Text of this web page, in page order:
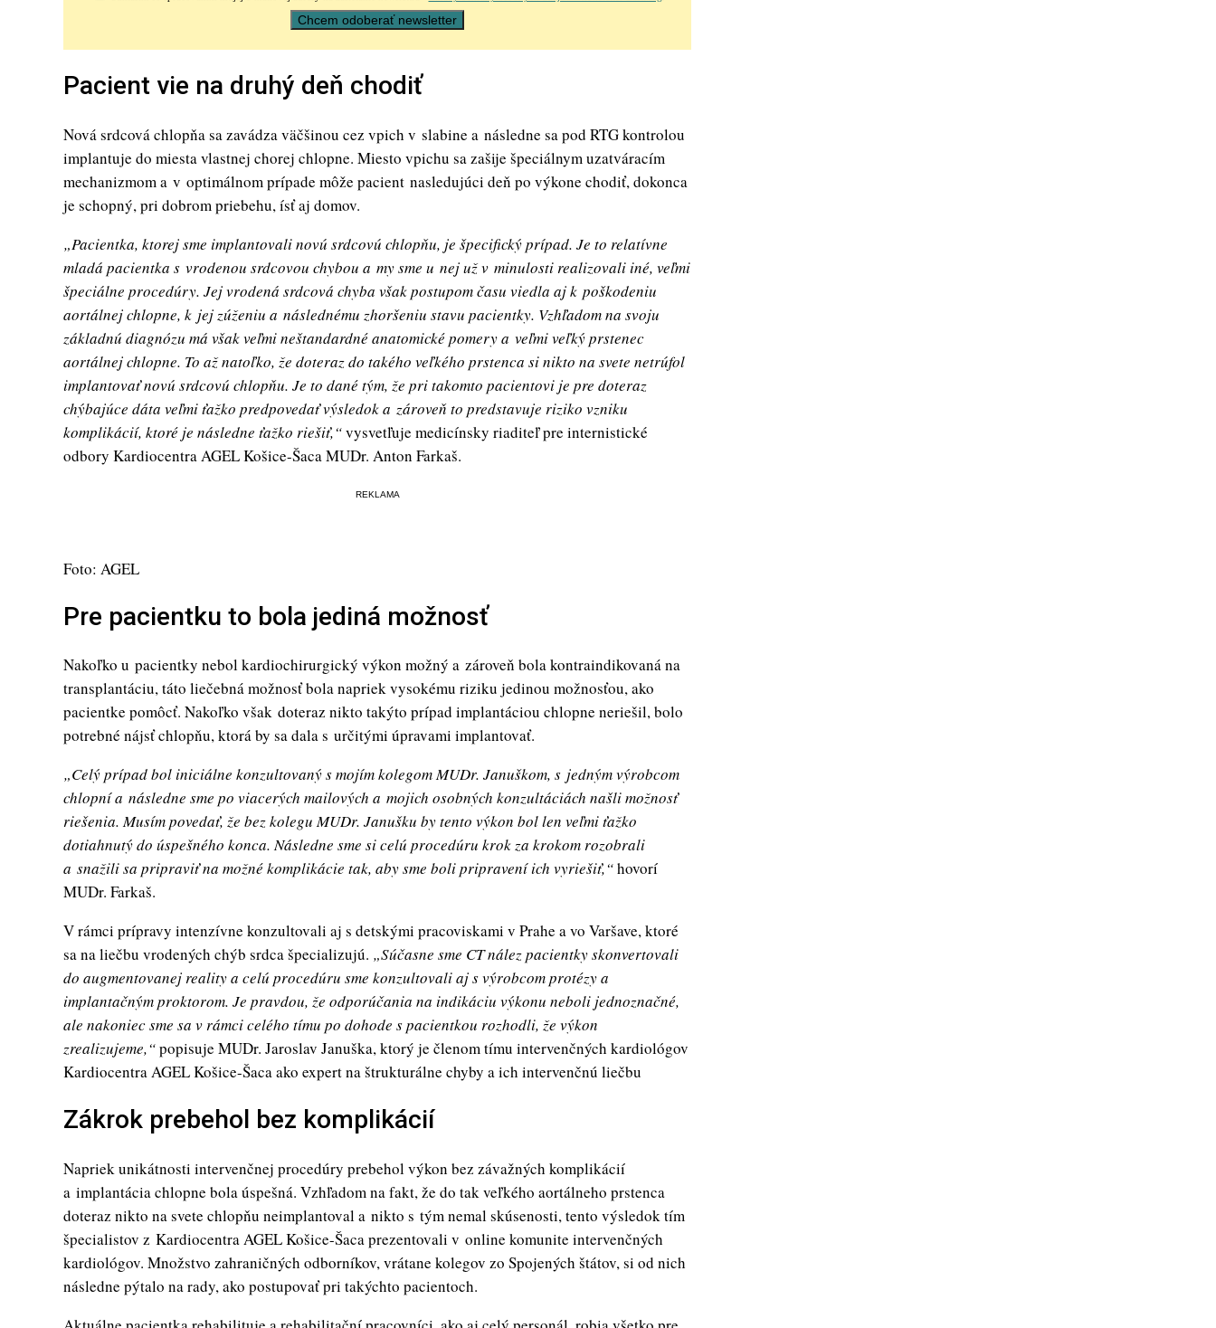
Pacient vie na druhý deň chodiť
Nová srdcová chlopňa sa zavádza väčšinou cez vpich v slabine a následne sa pod RTG kontrolou
implantuje do miesta vlastnej chorej chlopne. Miesto vpichu sa zašije špeciálnym uzatváracím
mechanizmom a v optimálnom prípade môže pacient nasledujúci deň po výkone chodiť, dokonca
je schopný, pri dobrom priebehu, ísť aj domov.
„Pacientka, ktorej sme implantovali novú srdcovú chlopňu, je špecifický prípad. Je to relatívne
mladá pacientka s vrodenou srdcovou chybou a my sme u nej už v minulosti realizovali iné, veľmi
špeciálne procedúry. Jej vrodená srdcová chyba však postupom času viedla aj k poškodeniu
aortálnej chlopne, k jej zúženiu a následnému zhoršeniu stavu pacientky. Vzhľadom na svoju
základnú diagnózu má však veľmi neštandardné anatomické pomery a veľmi veľký prstenec
aortálnej chlopne. To až natoľko, že doteraz do takého veľkého prstenca si nikto na svete netrúfol
implantovať novú srdcovú chlopňu. Je to dané tým, že pri takomto pacientovi je pre doteraz
chýbajúce dáta veľmi ťažko predpovedať výsledok a zároveň to predstavuje riziko vzniku
komplikácií, ktoré je následne ťažko riešiť,“vysvetľuje medicínsky riaditeľ pre internistické
odbory Kardiocentra AGEL Košice-Šaca MUDr. Anton Farkaš.
REKLAMA
Foto: AGEL
Pre pacientku to bola jediná možnosť
Nakoľko u pacientky nebol kardiochirurgický výkon možný a zároveň bola kontraindikovaná na
transplantáciu, táto liečebná možnosť bola napriek vysokému riziku jedinou možnosťou, ako
pacientke pomôcť. Nakoľko však doteraz nikto takýto prípad implantáciou chlopne neriešil, bolo
potrebné nájsť chlopňu, ktorá by sa dala s určitými úpravami implantovať.
„Celý prípad bol iniciálne konzultovaný s mojím kolegom MUDr. Januškom, s jedným výrobcom
chlopní a následne sme po viacerých mailových a mojich osobných konzultáciách našli možnosť
riešenia. Musím povedať, že bez kolegu MUDr. Janušku by tento výkon bol len veľmi ťažko
dotiahnutý do úspešného konca. Následne sme si celú procedúru krok za krokomrozobrali
a snažili sa pripraviť na možné komplikácie tak, aby sme boli pripravení ich vyriešiť,“hovorí
MUDr. Farkaš.
V rámci prípravy intenzívne konzultovali aj s detskými pracoviskami v Prahe a vo Varšave, ktoré
sa na liečbu vrodených chýb srdca špecializujú. „Súčasne sme CT nález pacientky skonvertovali
do augmentovanej reality a celú procedúru sme konzultovali aj s výrobcom protézy a
implantačným proktorom. Je pravdou, že odporúčania na indikáciu výkonu neboli jednoznačné,
ale nakoniec sme sa v rámci celého tímu po dohode s pacientkou rozhodli, že výkon
zrealizujeme,“popisuje MUDr. Jaroslav Januška, ktorý je členom tímu intervenčných kardiológov
Kardiocentra AGEL Košice-Šaca ako expert na štrukturálne chyby a ich intervenčnú liečbu
Zákrok prebehol bez komplikácií
Napriek unikátnosti intervenčnej procedúry prebehol výkon bez závažných komplikácií
a implantácia chlopne bola úspešná. Vzhľadom na fakt, že do tak veľkého aortálneho prstenca
doteraz nikto na svete chlopňu neimplantoval a nikto s tým nemal skúsenosti, tento výsledok tím
špecialistov z Kardiocentra AGEL Košice-Šaca prezentovali v online komunite intervenčných
kardiológov. Množstvo zahraničných odborníkov, vrátane kolegov zo Spojených štátov, si od nich
následne pýtalo na rady, ako postupovať pri takýchto pacientoch.